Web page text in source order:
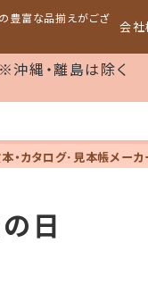
豊富な品揃えがござ
会社
縄・離島は除く
本・カタログ･見本帳メーカ
日